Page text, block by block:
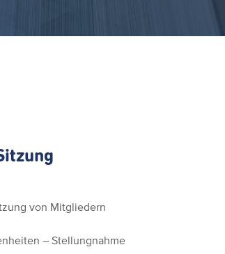
von Mitgliedern
– Stellungnahme